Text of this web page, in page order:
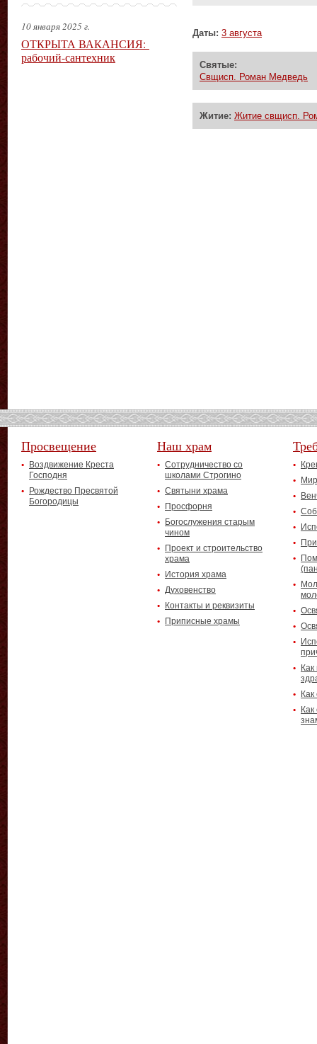
Даты: 3 августа
Святые:
Свщисп. Роман Медведь
Житие: Житие свщисп.
10 января 2025 г.
ОТКРЫТА ВАКАНСИЯ:
рабочий-сантехник
Просвещение
Воздвижение Креста
Господня
Рождество Пресвятой
Богородицы
Наш храм
Сотрудничество со
школами Строгино
Святыни храма
Просфорня
Богослужения старым
чином
Проект и строительство
храма
История храма
Духовенство
Контакты и реквизиты
Приписные храмы
Как